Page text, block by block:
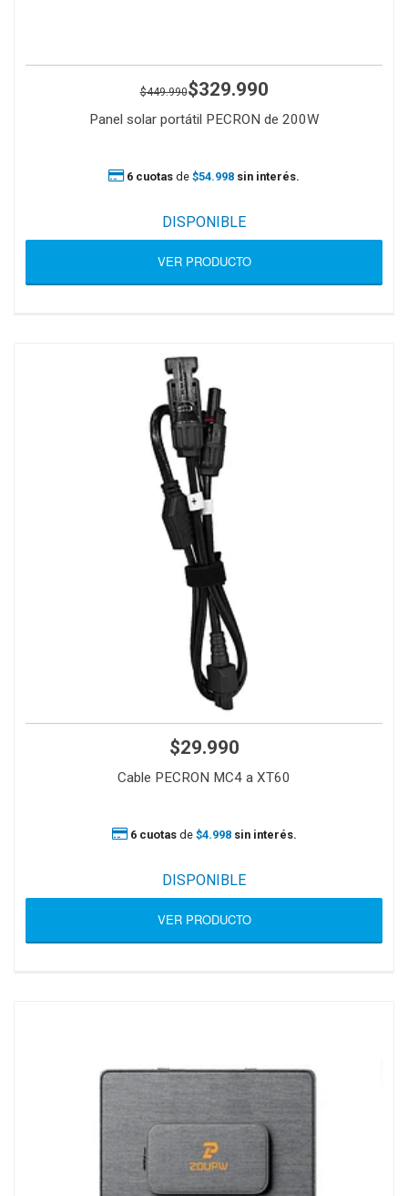
$449.990$329.990
Panel solar portátil PECRON de 200W
6 cuotas de $54.998 sin interés.
DISPONIBLE
VER PRODUCTO
$29.990
Cable PECRON MC4 a XT60
6 cuotasde $4.998 sin interés.
DISPONIBLE
VER PRODUCTO